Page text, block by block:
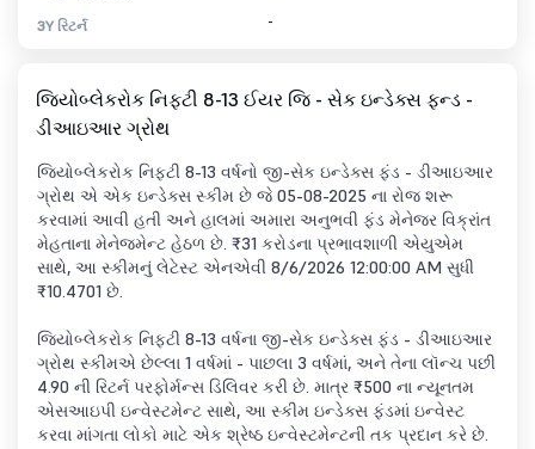
3Y રિટર્ન -
જિયોબ્લેકરોક નિફ્ટી 8-13 ઈયર જિ - સેક ઇન્ડેક્સ ફન્ડ -
ડીઆઇઆર ગ્રોથ
જિયોબ્લેકરોક નિફ્ટી 8-13 વર્ષનો જી-સેક ઇન્ડેક્સ ફંડ - ડીઆઇઆર
ગ્રોથ એ એક ઇન્ડેક્સ સ્કીમ છે જે 05-08-2025 ના રોજ શરૂ
કરવામાં આવી હતી અને હાલમાં અમારા અનુભવી ફંડ મેનેજર વિક્રાંત
મેહતાના મેનેજમેન્ટ હેઠળ છે. ₹31 કરોડના પ્રભાવશાળી એયુએમ
સાથે, આ સ્કીમનું લેટેસ્ટ એનએવી 8/6/2026 12:00:00 AM સુધી
₹10.4701 છે.
જિયોબ્લેકરોક નિફ્ટી 8-13 વર્ષના જી-સેક ઇન્ડેક્સ ફંડ - ડીઆઇઆર
ગ્રોથ સ્કીમએ છેલ્લા 1 વર્ષમાં - પાછલા 3 વર્ષમાં, અને તેના લૉન્ચ પછી
4.90 ની રિટર્ન પરફોર્મન્સ ડિલિવર કરી છે. માત્ર ₹500 ના ન્યૂનતમ
એસઆઇપી ઇન્વેસ્ટમેન્ટ સાથે, આ સ્કીમ ઇન્ડેક્સ ફંડમાં ઇન્વેસ્ટ
કરવા માંગતા લોકો માટે એક શ્રેષ્ઠ ઇન્વેસ્ટમેન્ટની તક પ્રદાન કરે છે.